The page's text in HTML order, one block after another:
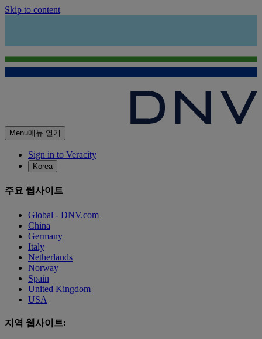
Skip to content
Menu메뉴 열기
Sign in to Veracity
Korea
주요 웹사이트
Global - DNV.com
China
Germany
Italy
Netherlands
Norway
Spain
United Kingdom
USA
지역 웹사이트: